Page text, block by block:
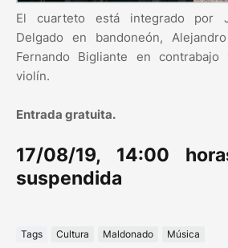
El cuarteto está integrado por
Delgado en bandoneón,
Fernando Bigliante en
violín.
Entrada gratuita.
17/08/19, 14:00
suspendida
Tags Cultura Maldonado Música